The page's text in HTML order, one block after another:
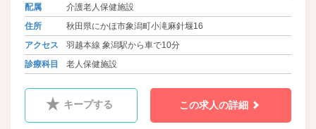
配属
介護老人保健施設
住所
秋田県にかほ市象潟町小滝麻針堰16
アクセス
羽越本線 象潟駅から車で10分
診療科目
老人保健施設
キープする この求人の詳細